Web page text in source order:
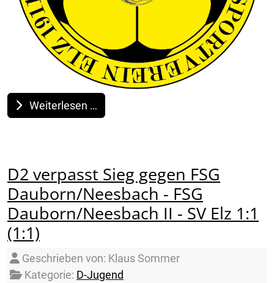
Weiterlesen …
D2 verpasst Sieg gegen FSG
Dauborn/Neesbach - FSG
Dauborn/Neesbach II - SV Elz 1:1
(1:1)
Details
Geschrieben von: Klaus Sommer
Kategorie: D-Jugend